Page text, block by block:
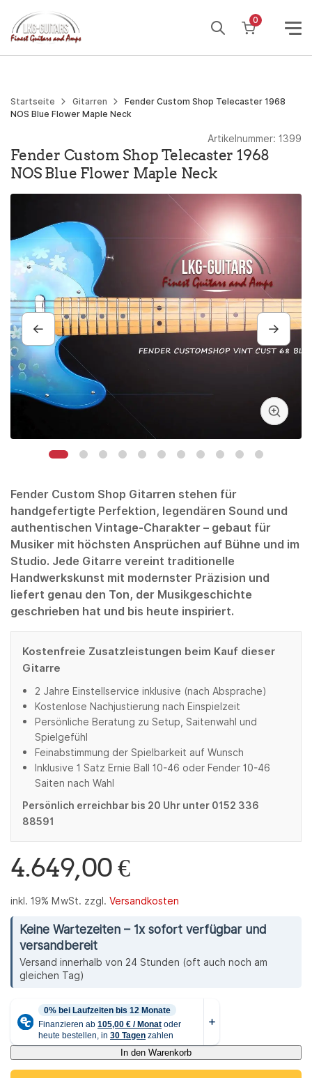
zum
Inhalt
0
Startseite Gitarren
Fender Custom Shop Telecaster 1968
NOS Blue Flower Maple Neck
Artikelnummer: 1399
Fender Custom Shop Telecaster 1968
NOS Blue Flower Maple Neck
Fender Custom Shop Gitarren stehen für
handgefertigte Perfektion, legendären Sound und
authentischen Vintage-Charakter – gebaut für
Musiker mit höchsten Ansprüchen auf Bühne und im
Studio. Jede Gitarre vereint traditionelle
Handwerkskunst mit modernster Präzision und
liefert genau den Ton, der Musikgeschichte
geschrieben hat und bis heute inspiriert.
Kostenfreie Zusatzleistungen beim Kauf dieser
Gitarre
2 Jahre Einstellservice inklusive (nach Absprache)
Kostenlose Nachjustierung nach Einspielzeit
Persönliche Beratung zu Setup, Saitenwahl und
Spielgefühl
Feinabstimmung der Spielbarkeit auf Wunsch
Inklusive 1 Satz Ernie Ball 10-46 oder Fender 10-46
Saiten nach Wahl
Persönlich erreichbar bis 20 Uhr unter 0152 336
88591
4.649,00€
inkl. 19% MwSt. zzgl. Versandkosten
Keine Wartezeiten – 1x sofort verfügbar und
versandbereit
Versand innerhalb von 24 Stunden (oft auch noch am
gleichen Tag)
In den Warenkorb